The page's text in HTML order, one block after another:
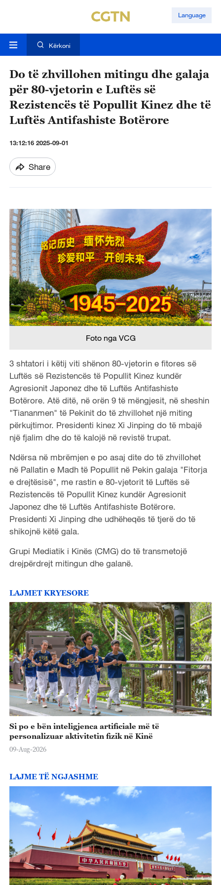
Language
Kërkoni
Do të zhvillohen mitingu dhe galaja
për 80-vjetorin e Luftës së
Rezistencës të Popullit Kinez dhe të
Luftës Antifashiste Botërore
13:12:16 2025-09-01
Share
Foto nga VCG
3 shtatori i këtij viti shënon 80-vjetorin e fitores së
Luftës së Rezistencës të Popullit Kinez kundër
Agresionit Japonez dhe të Luftës Antifashiste
Botërore. Atë ditë, në orën 9 të mëngjesit, në sheshin
"Tiananmen" të Pekinit do të zhvillohet një miting
përkujtimor. Presidenti kinez Xi Jinping do të mbajë
një fjalim dhe do të kalojë në revistë trupat.
Ndërsa në mbrëmjen e po asaj dite do të zhvillohet
në Pallatin e Madh të Popullit në Pekin galaja "Fitorja
e drejtësisë", me rastin e 80-vjetorit të Luftës së
Rezistencës të Popullit Kinez kundër Agresionit
Japonez dhe të Luftës Antifashiste Botërore.
Presidenti Xi Jinping dhe udhëheqës të tjerë do të
shikojnë këtë gala.
Grupi Mediatik i Kinës (CMG) do të transmetojë
drejpërdrejt mitingun dhe galanë.
LAJMET KRYESORE
Si po e bën inteligjenca artificiale më të
personalizuar aktivitetin fizik në Kinë
09-Aug-2026
LAJME TË NGJASHME